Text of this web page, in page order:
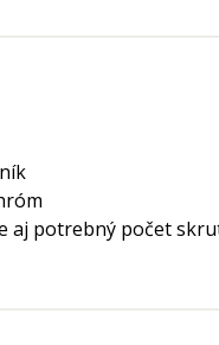
aj potrebný počet